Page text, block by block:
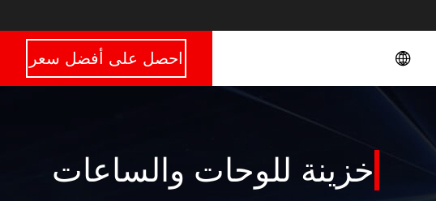
احصل على أفضل سعر
خزينة للوحات والساعات